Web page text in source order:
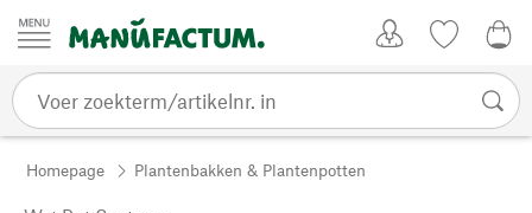
Passer au contenu
Homepage Plantenbakken & Plantenpotten